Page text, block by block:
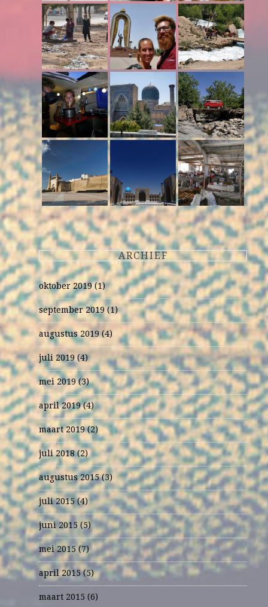
ARCHIEF
oktober 2019(1)
september 2019(1)
augustus 2019 (4)
juli 2019(4)
mei 2019(3)
april 2019(4)
maart 2019(2)
juli 2018(2)
augustus 2015(3)
juli 2015(4)
juni 2015 (5)
mei 2015(7)
april 2015(5)
maart 2015 (6)